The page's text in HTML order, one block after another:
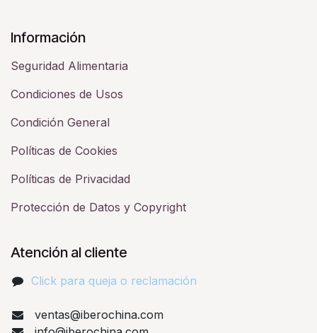
Información
Seguridad Alimentaria
Condiciones de Usos
Condición General
Políticas de Cookies
Políticas de Privacidad
Protección de Datos y Copyright
Atención al cliente
Click para queja o reclamación​
ventas@iberochina.com